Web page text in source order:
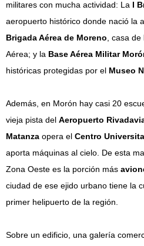
militares con mucha actividad: La I
aeropuerto histórico donde nació la
Brigada Aérea de Moreno , casa
Aérea; y la Base Aérea Militar
históricas protegidas por el Museo
Además, en Morón hay casi 20
vieja pista del Aeropuerto
Matanza opera el Centro
aporta máquinas al cielo. De esta
Zona Oeste es la porción más
ciudad de ese ejido urbano tiene la
primer helipuerto de la región.
Sobre un edificio, una galería